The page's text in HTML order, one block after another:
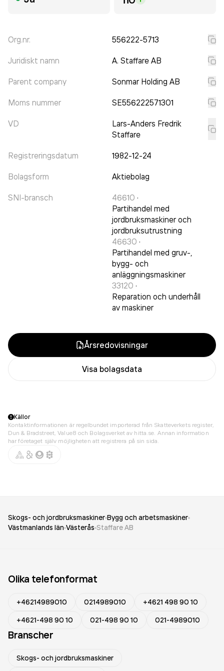
Org.nr. 556222-5713
Juridiskt namn A. Staffare AB
Parent company Sonmar Holding AB
Moms nummer SE556222571301
VD
Lars-Anders Fredrik
Staffare
Registreringsdatum 1982-12-24
Bolagsform Aktiebolag
SNI-bransch 46610 ·
Partihandel med
jordbruksmaskiner och
jordbruksutrustning
46630 ·
Partihandel med gruv-,
bygg- och
anläggningsmaskiner
33120 ·
Reparation och underhåll
av maskiner
Årsredovisningar
Visa bolagsdata
Källor
Kontaktinformationen är regelbundet importerad från Skatteverkets register,
Dun & Bradstreet, Value8 och Bolagsverket av hitta.se. Annan information
har företaget själv möjligheten att registrera på sin sida.
Skogs- och jordbruksmaskiner Bygg och arbetsmaskiner
Västmanlands län Västerås Staffare AB
Olika telefonformat
+46214989010 0214989010
+4621 498 90 10
+4621-498 90 10
021-498 90 10 021-4989010
Branscher
Skogs- och jordbruksmaskiner